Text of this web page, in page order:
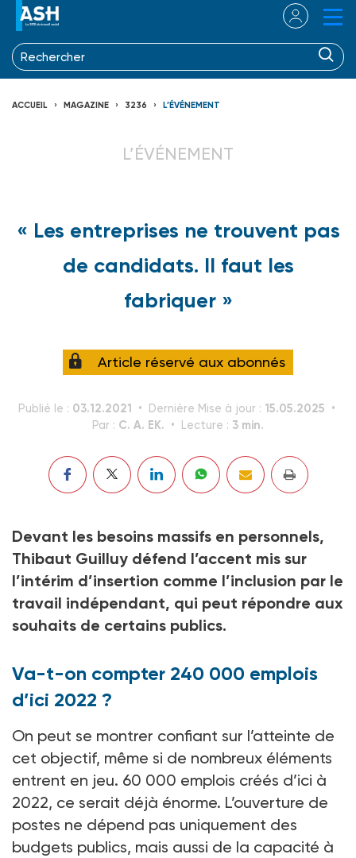
ACCUEIL MAGAZINE 3236 L’ÉVÉNEMENT
L’ÉVÉNEMENT
« Les entreprises ne trouvent pas
de candidats. Il faut les
fabriquer »
Article réservé aux abonnés
Publié le : 03.12.2021 Dernière Mise à jour : 15.05.2025
Par : C. A. EK. Lecture : 3 min.
Devant les besoins massifs en personnels,
Thibaut Guilluy défend l’accent mis sur
l’intérim d’insertion comme l’inclusion par le
travail indépendant, qui peut répondre aux
souhaits de certains publics.
Va-t-on compter 240 000 emplois
d’ici 2022 ?
On peut se montrer confiant sur l’atteinte de
cet objectif, même si de nombreux éléments
entrent en jeu. 60 000 emplois créés d’ici à
2022, ce serait déjà énorme. L’ouverture de
postes ne dépend pas uniquement des
budgets publics, mais aussi de la capacité à